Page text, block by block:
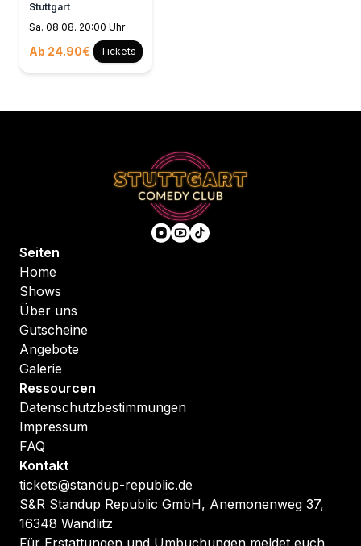
Stuttgart
Sa. 08.08. 20:00 Uhr
Ab 24.90€ Tickets
Seiten
Home
Shows
Über uns
Gutscheine
Angebote
Galerie
Ressourcen
Datenschutzbestimmungen
Impressum
FAQ
Kontakt
tickets@standup-republic.de
S&R Standup Republic GmbH, Anemonenweg 37,
16348 Wandlitz
Für Erstattungen und Umbuchungen meldet euch